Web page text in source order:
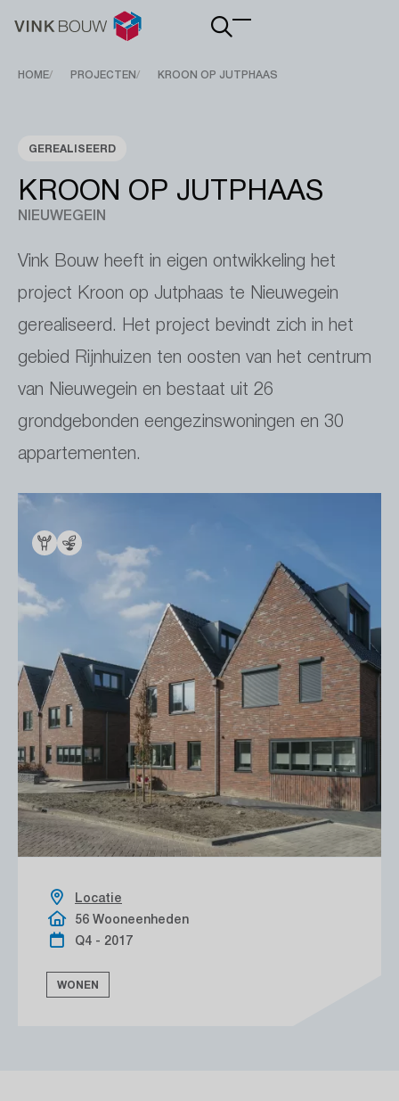
Main
Breadcrumb
HOME PROJECTEN KROON OP JUTPHAAS
GEREALISEERD
KROON OP JUTPHAAS
NIEUWEGEIN
Vink Bouw heeft in eigen ontwikkeling het
project Kroon op Jutphaas te Nieuwegein
gerealiseerd. Het project bevindt zich in het
gebied Rijnhuizen ten oosten van het centrum
van Nieuwegein en bestaat uit 26
grondgebonden eengezinswoningen en 30
appartementen.
Locatie
56 Wooneenheden
Q4 - 2017
WONEN